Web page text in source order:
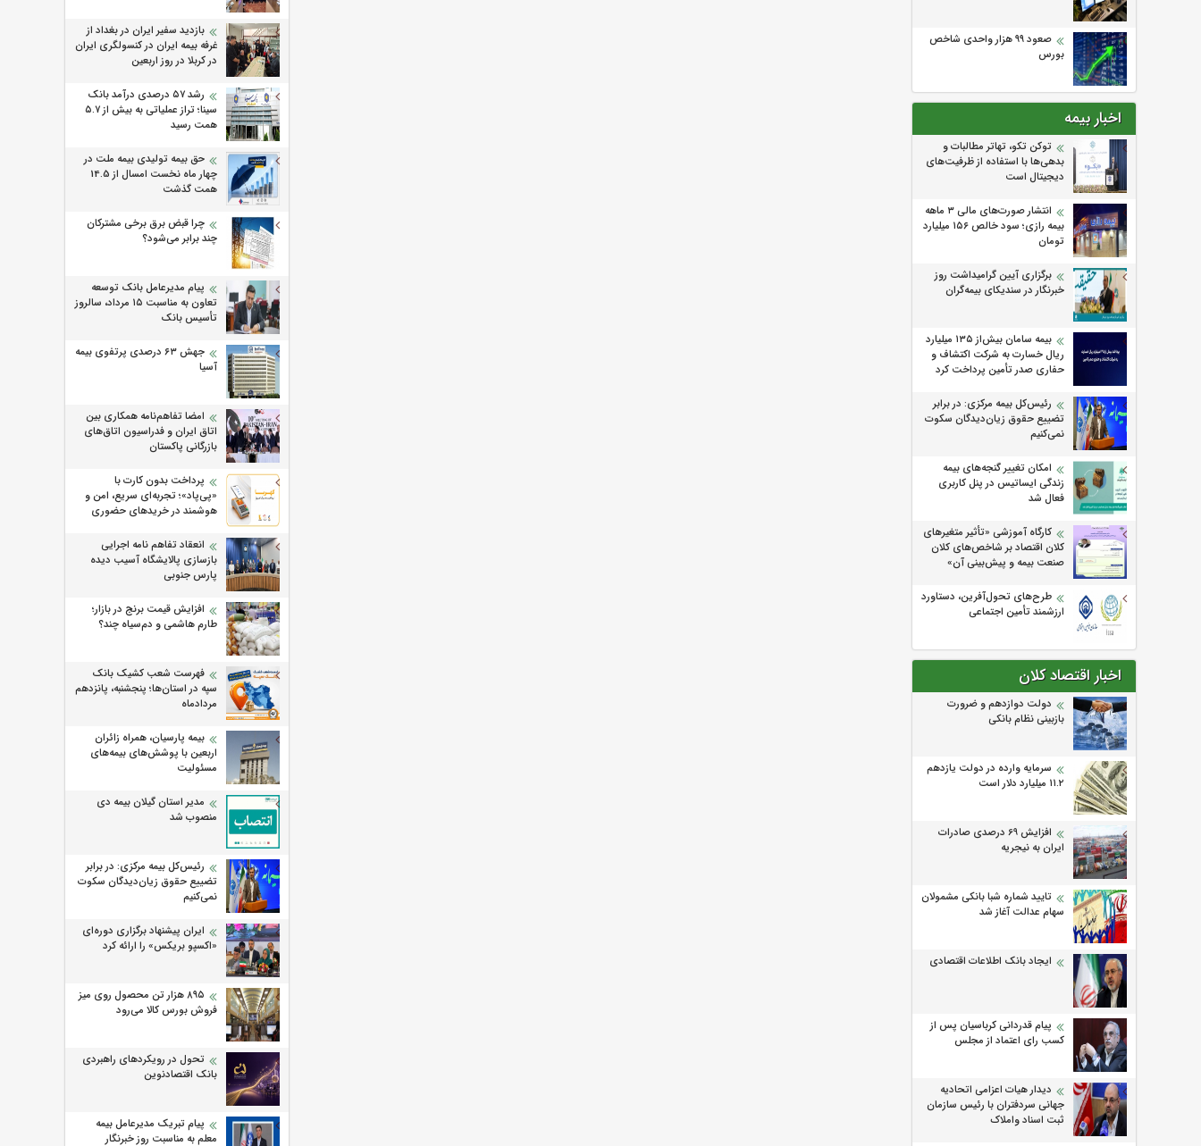
صعود ۹۹ هزار واحدی شاخص
بورس
اخبار بیمه
توکن تکو، تهاتر مطالبات و
بدهی‌ها با استفاده از ظرفیت‌های
دیجیتال است
انتشار صورت‌های مالی ۳ ماهه
بیمه رازی؛ سود خالص ۱۵۶ میلیارد
تومان
برگزاری آیین گرامیداشت روز
خبرنگار در سندیکای بیمه‌گران
بیمه سامان بیش‌از ۱۳۵ میلیارد
ریال خسارت به شرکت اکتشاف و
حفاری صدر تأمین پرداخت کرد
رئیس‌کل بیمه مرکزی: در برابر
تضییع حقوق زیان‌دیدگان سکوت
نمی‌کنیم
امکان تغییر گنجه‌های بیمه
زندگی ایساتیس در پنل کاربری
فعال شد
كارگاه آموزشی «تأثیر متغیرهای
كلان اقتصاد بر شاخص‌های كلان
صنعت بیمه و پیش‌بینی آن»
طرح‌های تحول‌آفرین، دستاورد
ارزشمند تأمین اجتماعی
اخبار اقتصاد کلان
دولت دوازدهم و ضرورت
بازبینی نظام بانکی
سرمایه وارده در دولت یازدهم
۱۱.۲ میلیارد دلار است
افزایش 69 درصدی صادرات
ایران به نیجریه
تایید شماره شبا بانکی مشمولان
سهام عدالت آغاز شد
ایجاد بانک اطلاعات اقتصادی
پیام قدردانی کرباسیان پس از
کسب رای اعتماد از مجلس
دیدار هیات اعزامی اتحادیه
جهانی سردفتران با رئیس سازمان
ثبت اسناد واملاک
بازدید سفیر ایران در بغداد از
غرفه بیمه ایران در کنسولگری ایران
در کربلا در روز اربعین
رشد ۵۷ درصدی درآمد بانک
سینا؛ تراز عملیاتی به بیش از ۵.۷
همت رسید
حق بیمه تولیدی بیمه ملت در
چهار ماه نخست امسال از 14.5
همت گذشت
چرا قبض برق برخی مشترکان
چند برابر می‌شود؟
پیام مدیرعامل بانک توسعه
تعاون به مناسبت ۱۵ مرداد، سالروز
تأسیس بانک
جهش ۶۳ درصدی پرتفوی بیمه
آسیا
امضا تفاهم‌نامه همکاری بین
اتاق ایران و فدراسیون اتاق‌های
بازرگانی پاکستان
پرداخت بدون کارت با
«پی‌پاد»؛ تجربه‌ای سریع، امن و
هوشمند در خریدهای حضوری
انعقاد تفاهم نامه اجرایی
بازسازی پالایشگاه آسیب دیده
پارس جنوبی
افزایش قیمت برنج در بازار؛
طارم هاشمی و دم‌سیاه چند؟
فهرست شعب کشیک بانک
سپه در استان‌ها؛ پنجشنبه، پانزدهم
مردادماه
بیمه پارسیان، همراه زائران
اربعین با پوشش‌های بیمه‌های
مسئولیت
مدیر استان گیلان بیمه دی
منصوب شد
رئیس‌کل بیمه مرکزی: در برابر
تضییع حقوق زیان‌دیدگان سکوت
نمی‌کنیم
ایران پیشنهاد برگزاری دوره‌ای
«اکسپو بریکس» را ارائه کرد
۸۹۵ هزار تن محصول روی میز
فروش بورس کالا می‌‌رود
تحول در رویکردهای راهبردی
بانک اقتصادنوین
پیام تبریک مدیرعامل بیمه
معلم به مناسبت روز خبرنگار